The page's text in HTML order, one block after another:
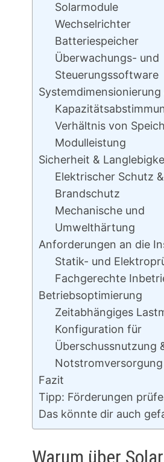
Solarmodule
Wechselrichter
Batteriespeicher
Überwachungs- und
Steuerungssoftware
Systemdimensionierung
Verhältnis von
Modulleistung
Sicherheit &
Elektrischer Schutz &
Brandschutz
Mechanische und
Umwelthärtung
Anforderungen an die
Statik- und
Fachgerechte
Betriebsoptimierung
Zeitabhängiges
Konfiguration für
Überschussnutzung
Notstromversorgung
Fazit
Tipp: Förderungen
Das könnte dir auch
Warum über